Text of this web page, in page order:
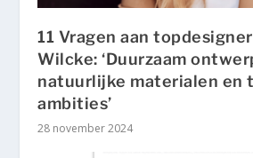
11 Vragen aan
Wilcke: ‘Duurzaam
natuurlijke materialen en
ambities’
28 november 2024